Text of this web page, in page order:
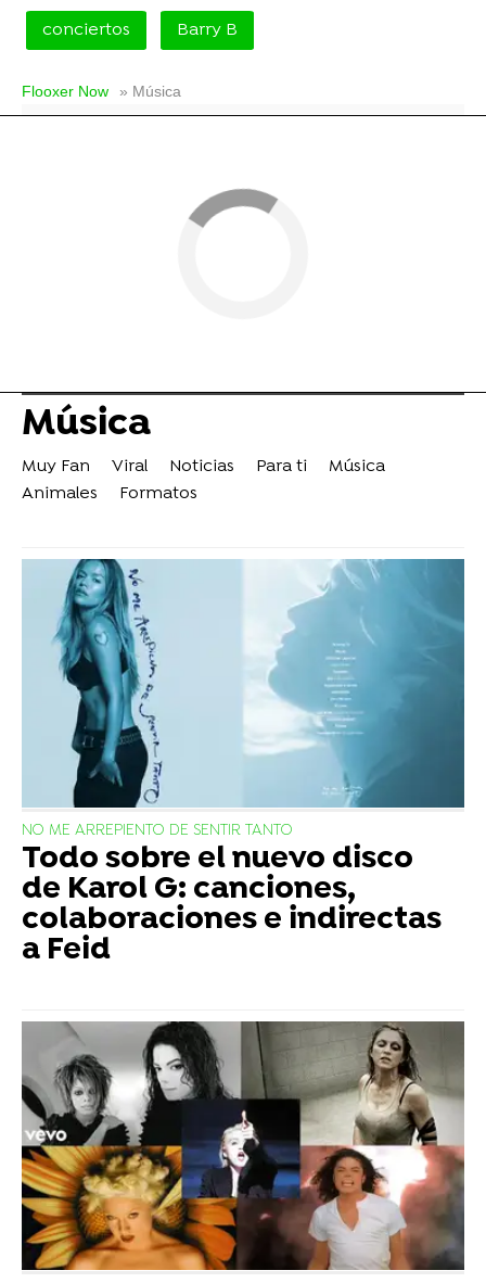
conciertos Barry B
Flooxer Now » Música
Música
Muy Fan Viral Noticias Para ti
Música
Animales
Formatos
NO ME ARREPIENTO DE SENTIR TANTO
Todo sobre el nuevo disco
de Karol G: canciones,
colaboraciones e indirectas
a Feid